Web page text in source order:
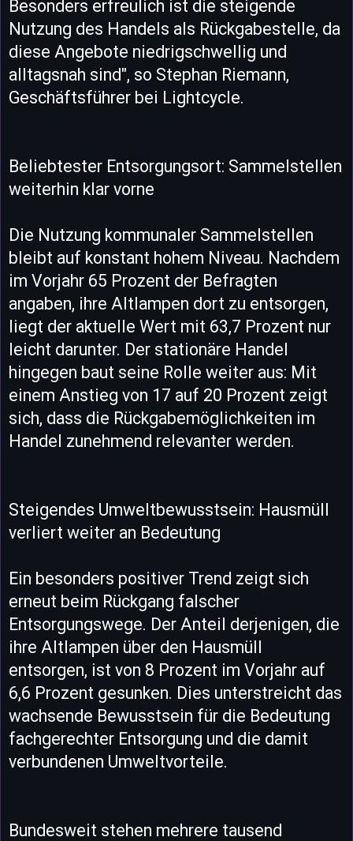
Besonders erfreulich ist die steigende
Nutzung des Handels als Rückgabestelle, da
diese Angebote niedrigschwellig und
alltagsnah sind", so Stephan Riemann,
Geschäftsführer bei Lightcycle.
Beliebtester Entsorgungsort: Sammelstellen
weiterhin klar vorne
Die Nutzung kommunaler Sammelstellen
bleibt auf konstant hohem Niveau. Nachdem
im Vorjahr 65 Prozent der Befragten
angaben, ihre Altlampen dort zu entsorgen,
liegt der aktuelle Wert mit 63,7 Prozent nur
leicht darunter. Der stationäre Handel
hingegen baut seine Rolle weiter aus: Mit
einem Anstieg von 17 auf 20 Prozent zeigt
sich, dass die Rückgabemöglichkeiten im
Handel zunehmend relevanter werden.
Steigendes Umweltbewusstsein: Hausmüll
verliert weiter an Bedeutung
Ein besonders positiver Trend zeigt sich
erneut beim Rückgang falscher
Entsorgungswege. Der Anteil derjenigen, die
ihre Altlampen über den Hausmüll
entsorgen, ist von 8 Prozent im Vorjahr auf
6,6 Prozent gesunken. Dies unterstreicht das
wachsende Bewusstsein für die Bedeutung
fachgerechter Entsorgung und die damit
verbundenen Umweltvorteile.
Bundesweit stehen mehrere tausend